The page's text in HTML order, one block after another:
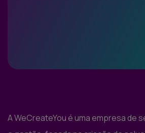
A WeCreateYou é uma empresa de